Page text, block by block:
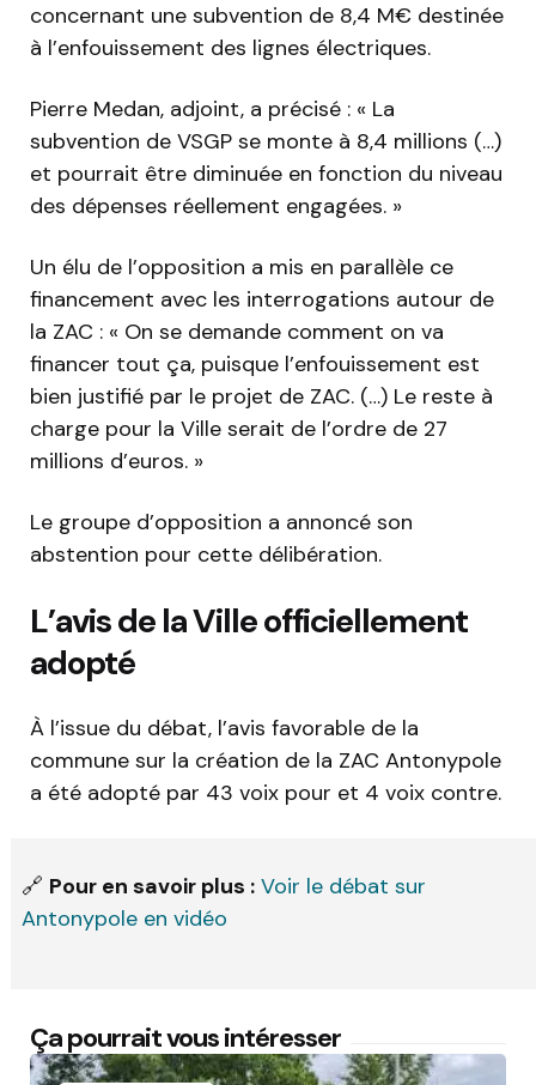
concernant une subvention de 8,4 M€ destinée
à l’enfouissement des lignes électriques.
Pierre Medan, adjoint, a précisé : « La
subvention de VSGP se monte à 8,4 millions (…)
et pourrait être diminuée en fonction du niveau
des dépenses réellement engagées. »
Un élu de l’opposition a mis en parallèle ce
financement avec les interrogations autour de
la ZAC : « On se demande comment on va
financer tout ça, puisque l’enfouissement est
bien justifié par le projet de ZAC. (…) Le reste à
charge pour la Ville serait de l’ordre de 27
millions d’euros. »
Le groupe d’opposition a annoncé son
abstention pour cette délibération.
L’avis de la Ville officiellement
adopté
À l’issue du débat, l’avis favorable de la
commune sur la création de la ZAC Antonypole
a été adopté par 43 voix pour et 4 voix contre.
🔗 Pour en savoir plus : Voir le débat sur
Antonypole en vidéo
Ça pourrait vous intéresser